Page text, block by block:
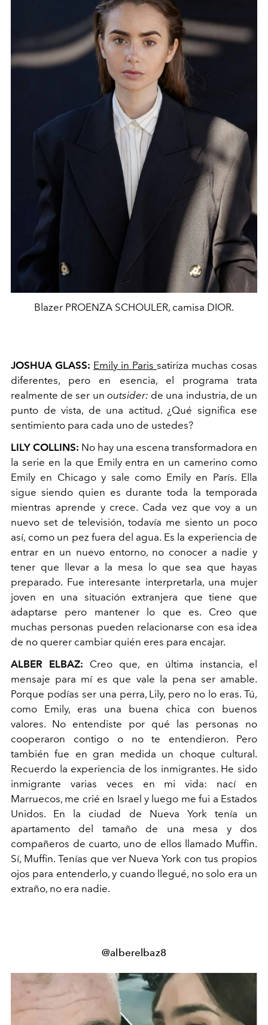
Blazer PROENZA SCHOULER, camisa DIOR.
JOSHUA GLASS: Emily in Paris satiriza muchas cosas
diferentes, pero en esencia, el programa trata
realmente de ser un outsider: de una industria, de un
punto de vista, de una actitud. ¿Qué significa ese
sentimiento para cada uno de ustedes?
LILY COLLINS: No hay una escena transformadora en
la serie en la que Emily entra en un camerino como
Emily en Chicago y sale como Emily en París. Ella
sigue siendo quien es durante toda la temporada
mientras aprende y crece. Cada vez que voy a un
nuevo set de televisión, todavía me siento un poco
así, como un pez fuera del agua. Es la experiencia de
entrar en un nuevo entorno, no conocer a nadie y
tener que llevar a la mesa lo que sea que hayas
preparado. Fue interesante interpretarla, una mujer
joven en una situación extranjera que tiene que
adaptarse pero mantener lo que es. Creo que
muchas personas pueden relacionarse con esa idea
de no querer cambiar quién eres para encajar.
ALBER ELBAZ: Creo que, en última instancia, el
mensaje para mí es que vale la pena ser amable.
Porque podías ser una perra, Lily, pero no lo eras. Tú,
como Emily, eras una buena chica con buenos
valores. No entendiste por qué las personas no
cooperaron contigo o no te entendieron. Pero
también fue en gran medida un choque cultural.
Recuerdo la experiencia de los inmigrantes. He sido
inmigrante varias veces en mi vida: nací en
Marruecos, me crié en Israel y luego me fui a Estados
Unidos. En la ciudad de Nueva York tenía un
apartamento del tamaño de una mesa y dos
compañeros de cuarto, uno de ellos llamado Muffin.
Sí, Muffin. Tenías que ver Nueva York con tus propios
ojos para entenderlo, y cuando llegué, no solo era un
extraño, no era nadie.
@alberelbaz8